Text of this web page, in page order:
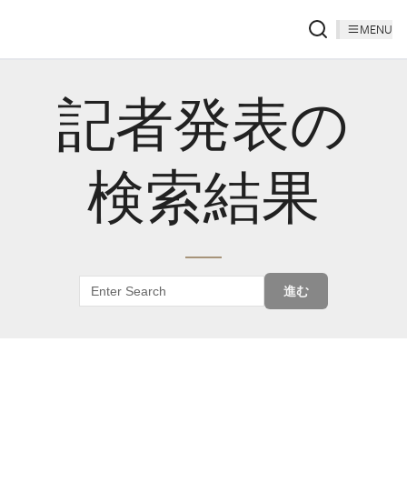
MENU
記者発表の
検索結果
進む